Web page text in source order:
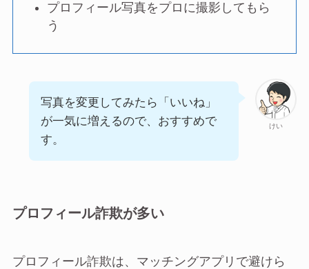
プロフィール写真をプロに撮影してもら
う
けい
写真を変更してみたら「いいね」
が一気に増えるので、おすすめで
す。
プロフィール詐欺が多い
プロフィール詐欺は、マッチングアプリで避けら